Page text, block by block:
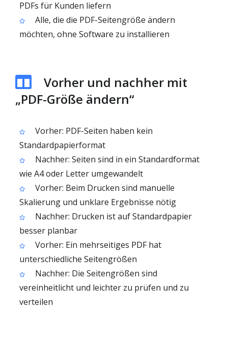
PDFs für Kunden liefern
Alle, die die PDF-Seitengröße ändern
möchten, ohne Software zu installieren
Vorher und nachher mit
„PDF-Größe ändern“
Vorher: PDF-Seiten haben kein
Standardpapierformat
Nachher: Seiten sind in ein Standardformat
wie A4 oder Letter umgewandelt
Vorher: Beim Drucken sind manuelle
Skalierung und unklare Ergebnisse nötig
Nachher: Drucken ist auf Standardpapier
besser planbar
Vorher: Ein mehrseitiges PDF hat
unterschiedliche Seitengrößen
Nachher: Die Seitengrößen sind
vereinheitlicht und leichter zu prüfen und zu
verteilen